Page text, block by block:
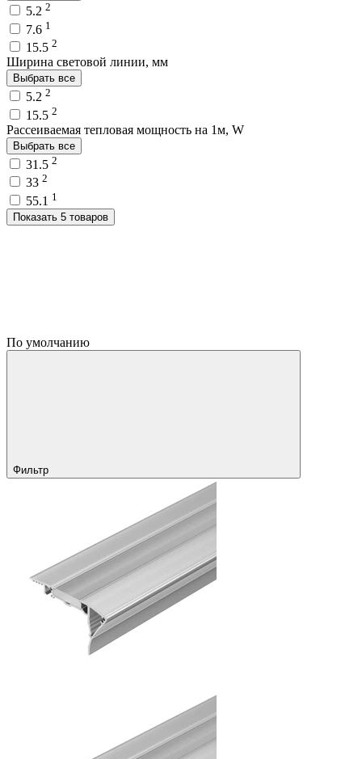
5.2 2
7.6 1
15.5 2
Ширина световой линии, мм
Выбрать все
5.2 2
15.5 2
Рассеиваемая тепловая мощность на 1м, W
Выбрать все
31.5 2
33 2
55.1 1
Показать 5 товаров
По умолчанию
Фильтр